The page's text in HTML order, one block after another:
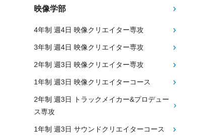
映像学部
4年制 週4日 映像クリエイター専攻
3年制 週4日 映像クリエイター専攻
2年制 週3日 映像クリエイター専攻
1年制 週3日 映像クリエイターコース
2年制 週3日 トラックメイカー&プロデュー
ス専攻
1年制 週3日 サウンドクリエイターコース